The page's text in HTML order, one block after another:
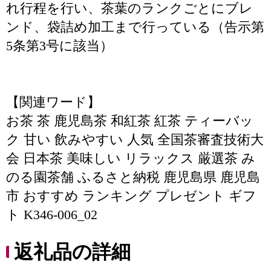
れ行程を行い、茶葉のランクごとにブレ
ンド、袋詰め加工まで行っている（告示第
5条第3号に該当）
【関連ワード】
お茶 茶 鹿児島茶 和紅茶 紅茶 ティーバッ
ク 甘い 飲みやすい 人気 全国茶審査技術大
会 日本茶 美味しい リラックス 厳選茶 み
のる園茶舗 ふるさと納税 鹿児島県 鹿児島
市 おすすめ ランキング プレゼント ギフ
ト K346-006_02
返礼品の詳細